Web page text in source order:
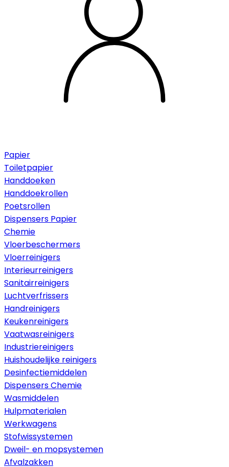
Papier
Toiletpapier
Handdoeken
Handdoekrollen
Poetsrollen
Dispensers Papier
Chemie
Vloerbeschermers
Vloerreinigers
Interieurreinigers
Sanitairreinigers
Luchtverfrissers
Handreinigers
Keukenreinigers
Vaatwasreinigers
Industriereinigers
Huishoudelijke reinigers
Desinfectiemiddelen
Dispensers Chemie
Wasmiddelen
Hulpmaterialen
Werkwagens
Stofwissystemen
Dweil- en mopsystemen
Afvalzakken